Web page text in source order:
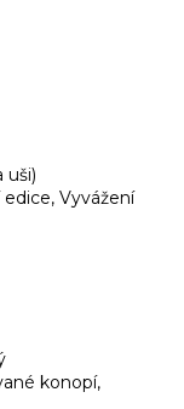
uši)
Vyvážení
konopí,